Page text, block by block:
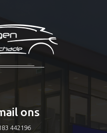
ons
442196